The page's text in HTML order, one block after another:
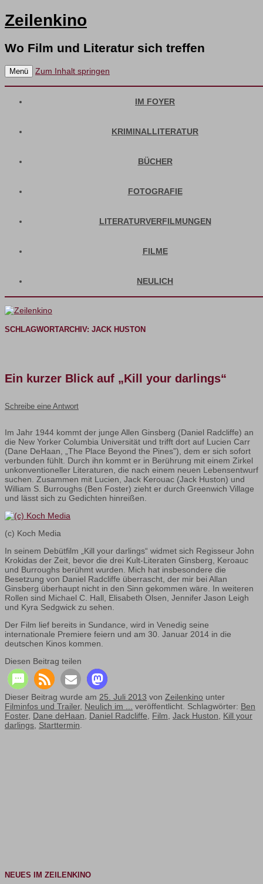
Zeilenkino
Wo Film und Literatur sich treffen
Menü Zum Inhalt springen
IM FOYER
KRIMINALLITERATUR
BÜCHER
FOTOGRAFIE
LITERATURVERFILMUNGEN
FILME
NEULICH
SCHLAGWORTARCHIV: JACK HUSTON
Ein kurzer Blick auf „Kill your darlings“
Schreibe eine Antwort
Im Jahr 1944 kommt der junge Allen Ginsberg (Daniel Radcliffe) an
die New Yorker Columbia Universität und trifft dort auf Lucien Carr
(Dane DeHaan, „The Place Beyond the Pines”), dem er sich sofort
verbunden fühlt. Durch ihn kommt er in Berührung mit einem Zirkel
unkonventioneller Literaturen, die nach einem neuen Lebensentwurf
suchen. Zusammen mit Lucien, Jack Kerouac (Jack Huston) und
William S. Burroughs (Ben Foster) zieht er durch Greenwich Village
und lässt sich zu Gedichten hinreißen.
(c) Koch Media
In seinem Debütfilm „Kill your darlings“ widmet sich Regisseur John
Krokidas der Zeit, bevor die drei Kult-Literaten Ginsberg, Keroauc
und Burroughs berühmt wurden. Mich hat insbesondere die
Besetzung von Daniel Radcliffe überrascht, der mir bei Allan
Ginsberg überhaupt nicht in den Sinn gekommen wäre. In weiteren
Rollen sind Michael C. Hall, Elisabeth Olsen, Jennifer Jason Leigh
und Kyra Sedgwick zu sehen.
Der Film lief bereits in Sundance, wird in Venedig seine
internationale Premiere feiern und am 30. Januar 2014 in die
deutschen Kinos kommen.
Diesen Beitrag teilen
Dieser Beitrag wurde am 25. Juli 2013 von Zeilenkino unter
Filminfos und Trailer, Neulich im ... veröffentlicht. Schlagwörter: Ben
Foster, Dane deHaan, Daniel Radcliffe, Film, Jack Huston, Kill your
darlings, Starttermin.
NEUES IM ZEILENKINO